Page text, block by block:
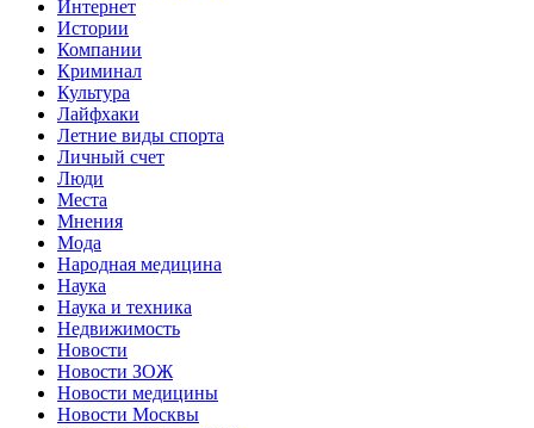
Интернет
Истории
Компании
Криминал
Культура
Лайфхаки
Летние виды спорта
Личный счет
Люди
Места
Мнения
Мода
Народная медицина
Наука
Наука и техника
Недвижимость
Новости
Новости ЗОЖ
Новости медицины
Новости Москвы